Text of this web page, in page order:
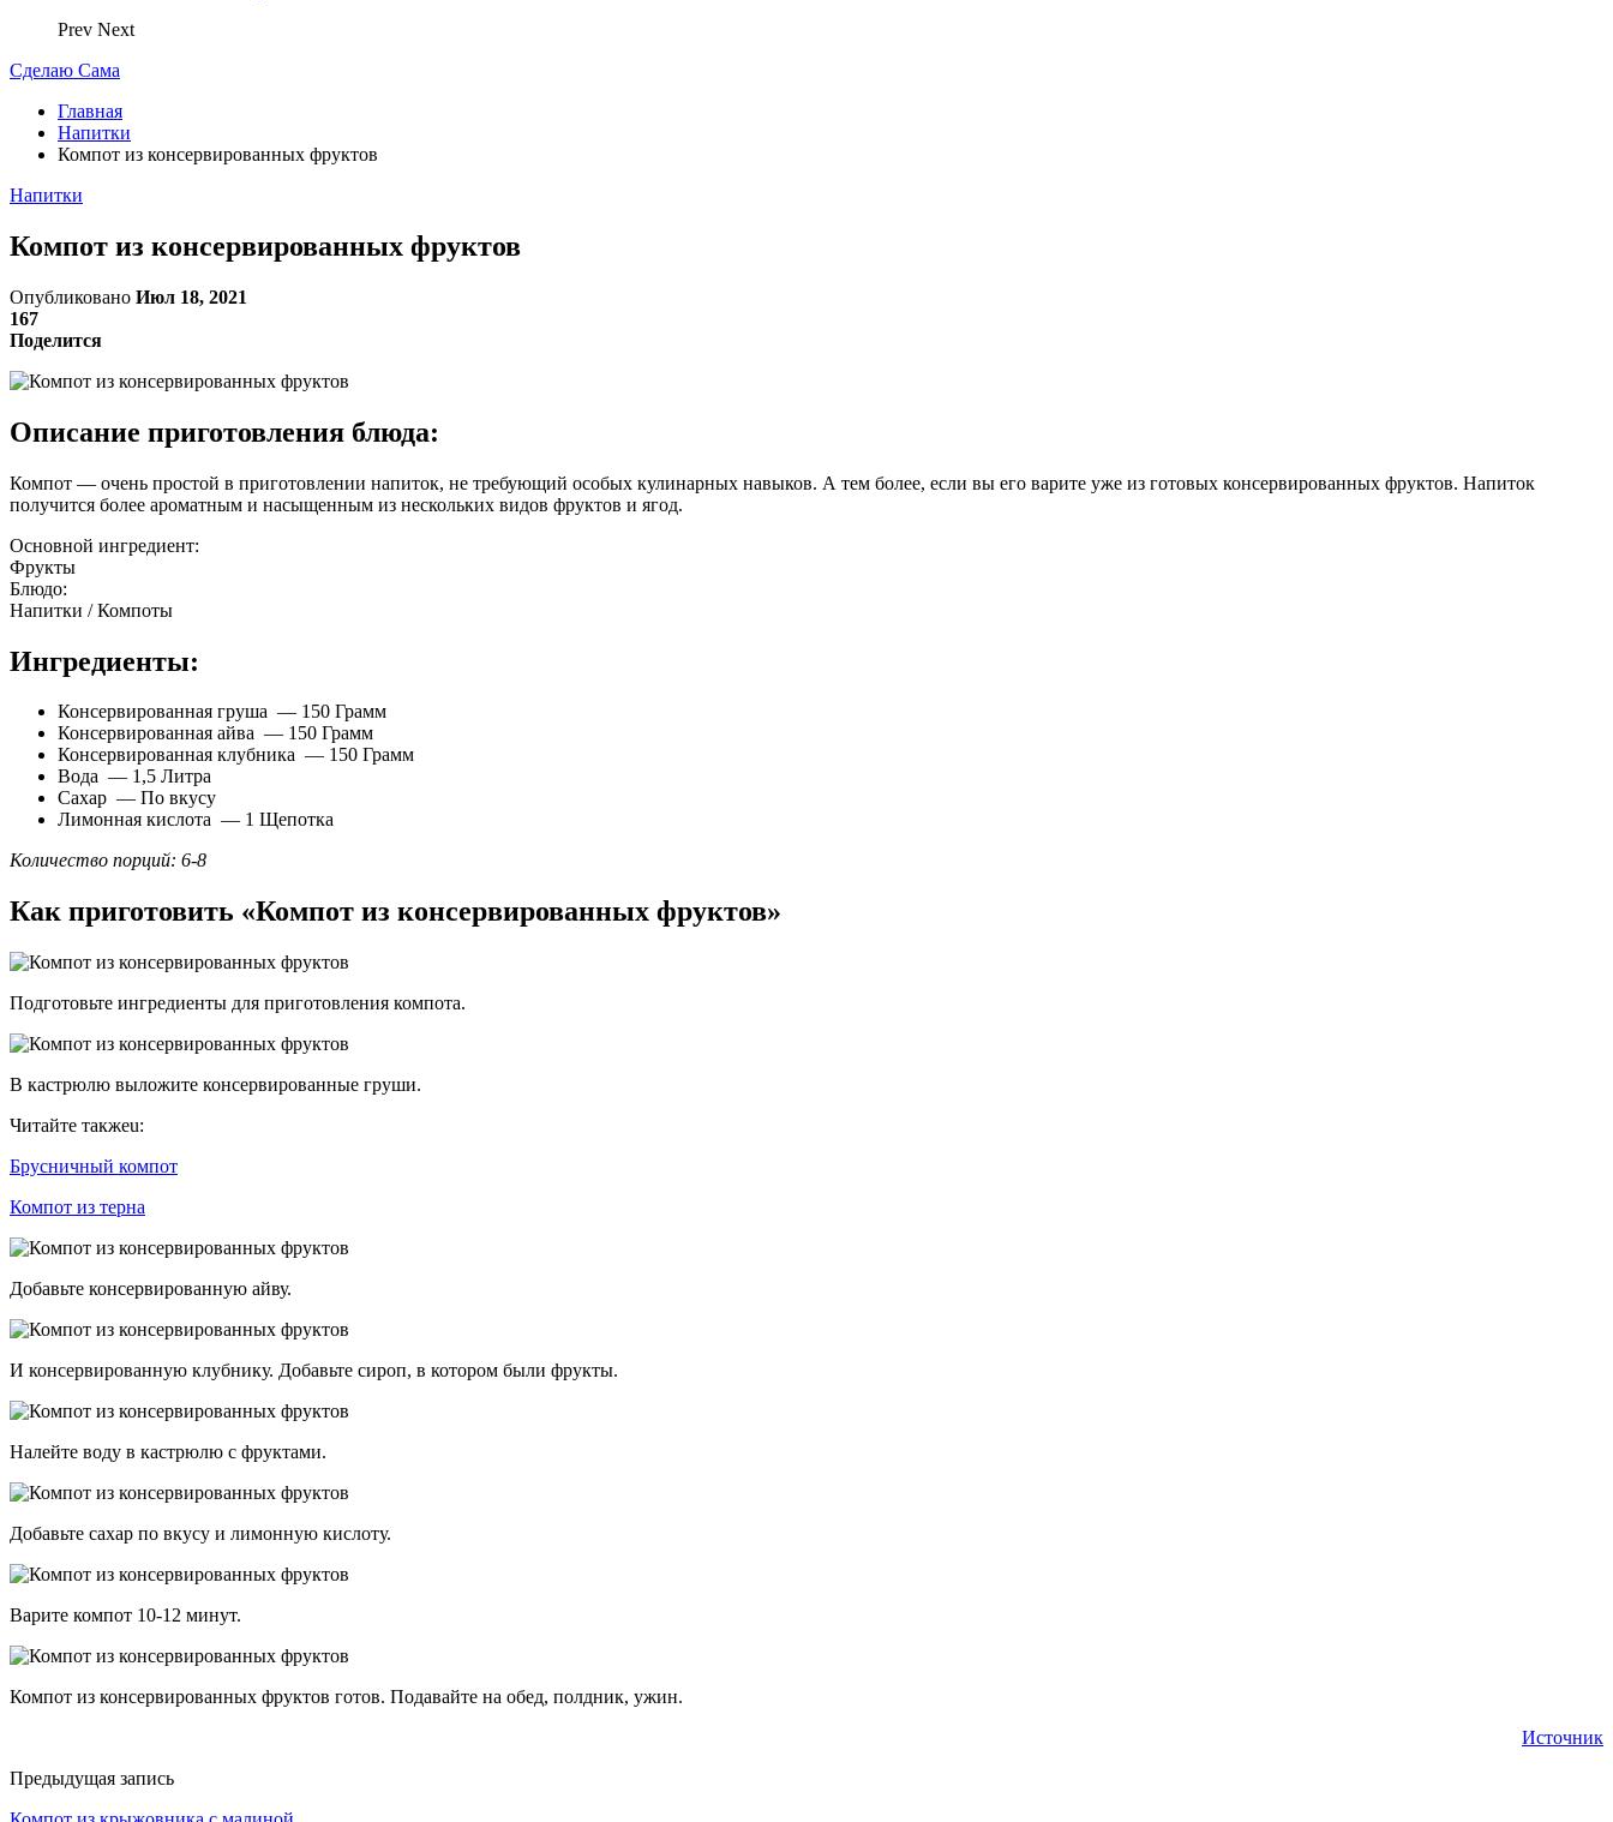
Prev Next
Сделаю Сама
Главная
Напитки
Компот из консервированных фруктов
Напитки
Компот из консервированных фруктов
Опубликовано Июл 18, 2021
167
Поделится
Описание приготовления блюда:
Компот — очень простой в приготовлении напиток, не требующий особых кулинарных навыков. А тем более, если вы его варите уже из готовых консервированных фруктов. Напиток
получится более ароматным и насыщенным из нескольких видов фруктов и ягод.
Основной ингредиент:
Фрукты
Блюдо:
Напитки / Компоты
Ингредиенты:
Консервированная груша — 150 Грамм
Консервированная айва — 150 Грамм
Консервированная клубника — 150 Грамм
Вода — 1,5 Литра
Сахар — По вкусу
Лимонная кислота — 1 Щепотка
Количество порций: 6-8
Как приготовить «Компот из консервированных фруктов»
Подготовьте ингредиенты для приготовления компота.
В кастрюлю выложите консервированные груши.
Читайте такжеu:
Брусничный компот
Компот из терна
Добавьте консервированную айву.
И консервированную клубнику. Добавьте сироп, в котором были фрукты.
Налейте воду в кастрюлю с фруктами.
Добавьте сахар по вкусу и лимонную кислоту.
Варите компот 10-12 минут.
Компот из консервированных фруктов готов. Подавайте на обед, полдник, ужин.
Источник
Предыдущая запись